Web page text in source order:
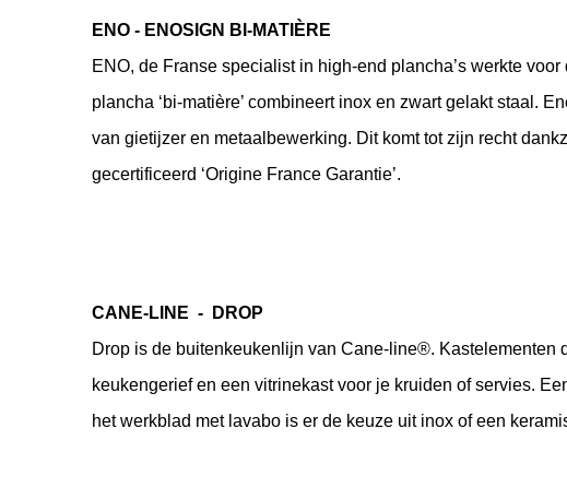
ENO - ENOSIGN BI-MATIÈRE
ENO, de Franse specialist in high-end plancha’s werkte
plancha ‘bi-matière’ combineert inox en zwart gelakt staal.
van gietijzer en metaalbewerking. Dit komt tot zijn recht
gecertificeerd ‘Origine France Garantie’.
CANE-LINE  -  DROP
Drop is de buitenkeukenlijn van Cane-line®. Kastelementen
keukengerief en een vitrinekast voor je kruiden of servies.
het werkblad met lavabo is er de keuze uit inox of een